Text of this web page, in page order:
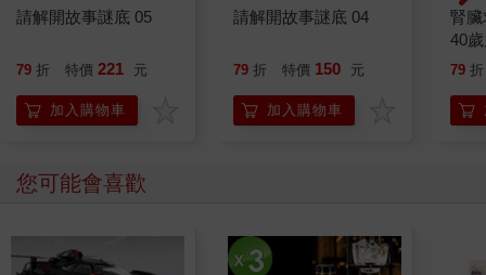
請解開故事謎底 05
79 折 特價 221 元
加入購物車
請解開故事謎底 04
79 折 特價 150 元
加入購物車
腎
40
就
79 折
您可能會喜歡